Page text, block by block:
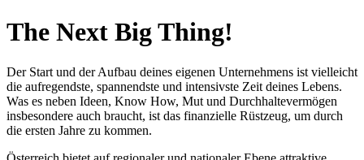
The Next Big Thing!
Der Start und der Aufbau deines eigenen Unternehmens ist vielleicht
die aufregendste, spannendste und intensivste Zeit deines Lebens.
Was es neben Ideen, Know How, Mut und Durchhaltevermögen
insbesondere auch braucht, ist das finanzielle Rüstzeug, um durch
die ersten Jahre zu kommen.